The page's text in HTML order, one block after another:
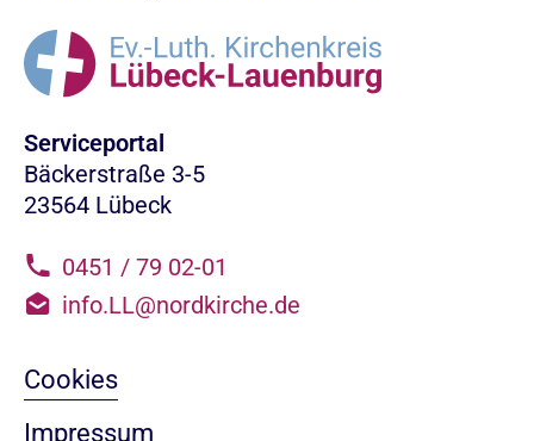
Serviceportal
Bäckerstraße 3-5
23564 Lübeck
0451 / 79 02-01
info.LL@nordkirche.de
Cookies
Impressum